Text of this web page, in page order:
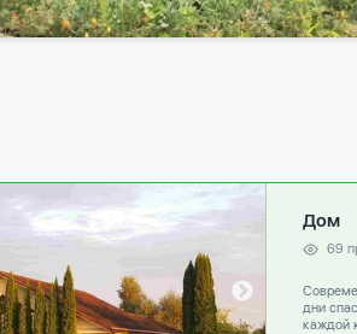
Дом
69
дни
каждой